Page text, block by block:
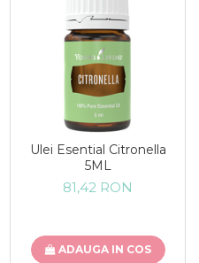
Ulei Esential Citronella
5ML
81,42 RON
ADAUGA IN COS